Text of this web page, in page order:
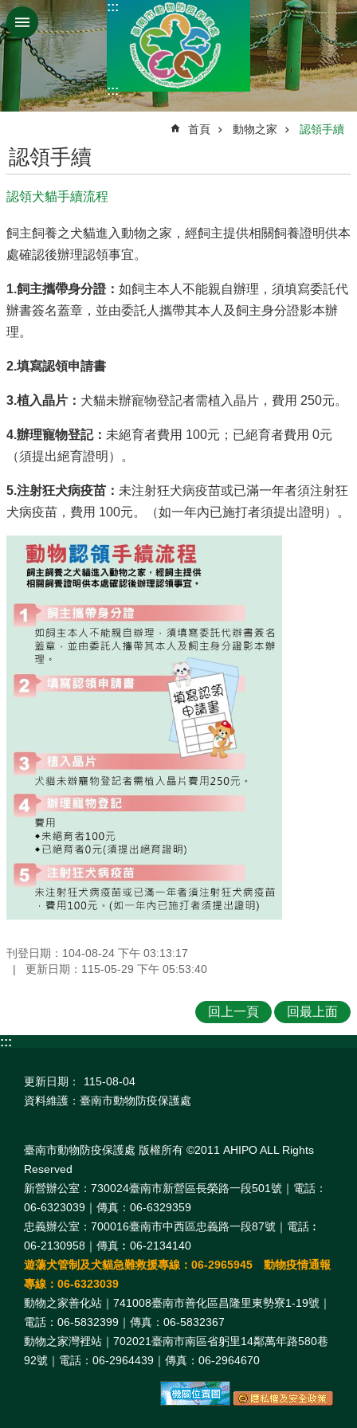
跳到主要內容區塊
:::
:::
首頁 動物之家 認領手續
認領手續
認領犬貓手續流程
飼主飼養之犬貓進入動物之家，經飼主提供相關飼養證明供本
處確認後辦理認領事宜。
1.飼主攜帶身分證： 如飼主本人不能親自辦理，須填寫委託代
辦書簽名蓋章，並由委託人攜帶其本人及飼主身分證影本辦
理。
2.填寫認領申請書
3.植入晶片： 犬貓未辦寵物登記者需植入晶片，費用 250元。
4.辦理寵物登記： 未絕育者費用 100元；已絕育者費用 0元
（須提出絕育證明）。
5.注射狂犬病疫苗： 未注射狂犬病疫苗或已滿一年者須注射狂
犬病疫苗，費用 100元。（如一年內已施打者須提出證明）。
刊登日期：104-08-24 下午 03:13:17
更新日期：115-05-29 下午 05:53:40
回上一頁 回最上面
:::
更新日期：
115-08-04
資料維護：臺南市動物防疫保護處
臺南市動物防疫保護處 版權所有 ©2011 AHIPO ALL Rights
Reserved
新營辦公室：730024臺南市新營區長榮路一段501號｜電話：
06-6323039｜傳真：06-6329359
忠義辦公室：700016臺南市中西區忠義路一段87號｜電話︰
06-2130958｜傳真︰06-2134140
遊蕩犬管制及犬貓急難救援專線：06-2965945 動物疫情通報
專線：06-6323039
動物之家善化站｜741008臺南市善化區昌隆里東勢寮1-19號｜
電話：06-5832399｜傳真：06-5832367
動物之家灣裡站｜702021臺南市南區省躬里14鄰萬年路580巷
92號｜電話：06-2964439｜傳真：06-2964670